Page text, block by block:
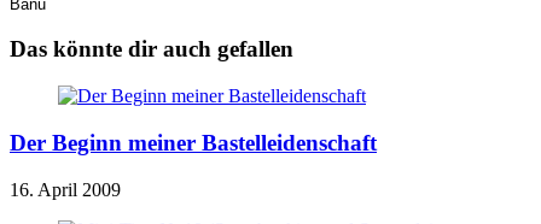
Banu
Das könnte dir auch gefallen
Der Beginn meiner Bastelleidenschaft
16. April 2009